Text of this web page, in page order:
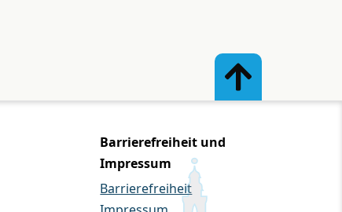
Barrierefreiheit und
Impressum
Barrierefreiheit